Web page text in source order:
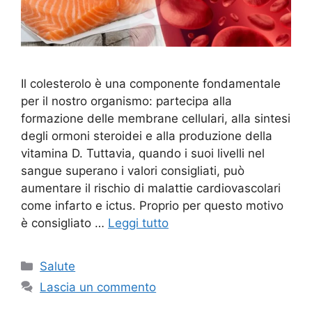
Il colesterolo è una componente fondamentale
per il nostro organismo: partecipa alla
formazione delle membrane cellulari, alla sintesi
degli ormoni steroidei e alla produzione della
vitamina D. Tuttavia, quando i suoi livelli nel
sangue superano i valori consigliati, può
aumentare il rischio di malattie cardiovascolari
come infarto e ictus. Proprio per questo motivo
è consigliato … Leggi tutto
Categorie
Salute
Lascia un commento